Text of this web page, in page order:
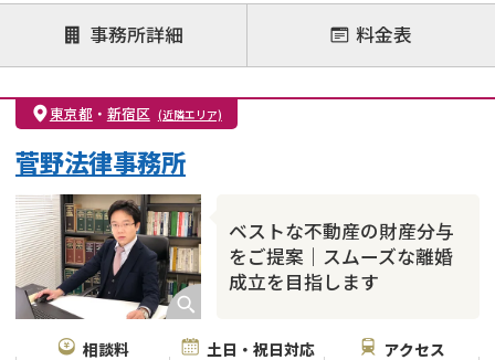
注力案件
離婚前相談
離婚調停
離婚裁判
親権・面会交流権
DV
モラハラ
不貞・不倫慰謝料請求
国際離婚
財産分与
事務所詳細 料金表
東京都 ・ 新宿区 (近隣エリア)
ベストな不動産の財産分与
をご提案｜スムーズな離婚
成立を目指します
菅野法律事務所
相談料 土日・祝日対応 アクセス